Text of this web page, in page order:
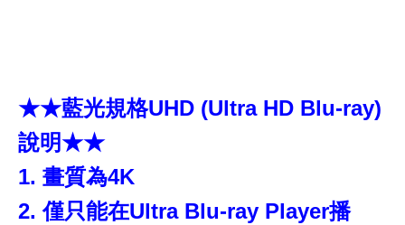
★★藍光規格UHD (Ultra HD Blu-ray)
說明★★
1. 畫質為4K
2. 僅只能在Ultra Blu-ray Player播